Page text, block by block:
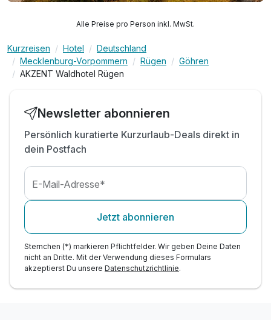
Alle Preise pro Person inkl. MwSt.
Kurzreisen Hotel
Deutschland
Mecklenburg-Vorpommern
Rügen
Göhren
AKZENT Waldhotel Rügen
Newsletter abonnieren
Persönlich kuratierte Kurzurlaub-Deals direkt in
dein Postfach
E-Mail-Adresse*
Jetzt abonnieren
Sternchen (*) markieren Pflichtfelder. Wir geben Deine Daten
nicht an Dritte. Mit der Verwendung dieses Formulars
akzeptierst Du unsere Datenschutzrichtlinie.